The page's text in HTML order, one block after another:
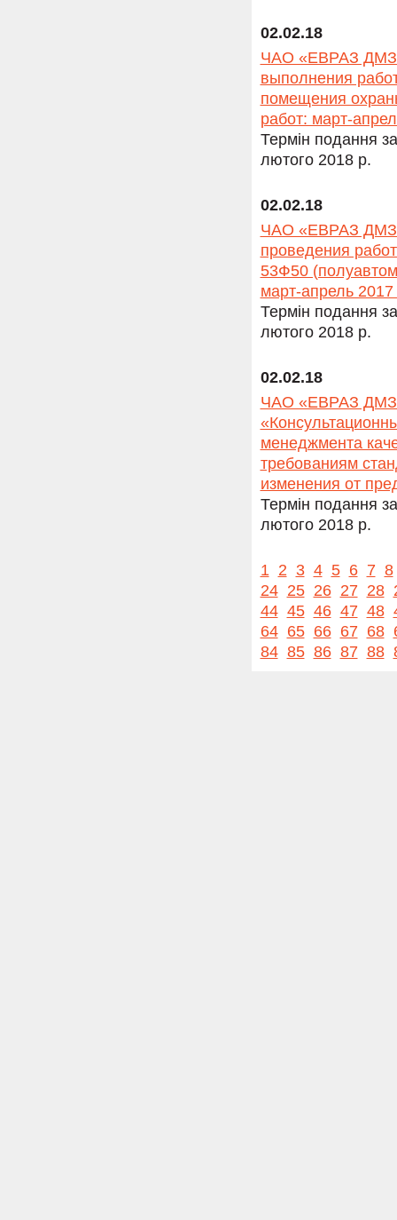
02.02.18
ЧАО «ЕВРАЗ ДМЗ»
выполнения
помещения
работ: март-
Термін подання
лютого 2018 р.
02.02.18
ЧАО «ЕВРАЗ ДМЗ»
проведения
53Ф50
март-апрель 2017
Термін подання
лютого 2018 р.
02.02.18
ЧАО «ЕВРАЗ ДМЗ»
менеджмента
требованиям
изменения от
Термін подання
лютого 2018 р.
1 2 3 4 5 6 7 8
24 25 26 27 28
44 45 46 47 48
64 65 66 67 68
84 85 86 87 88